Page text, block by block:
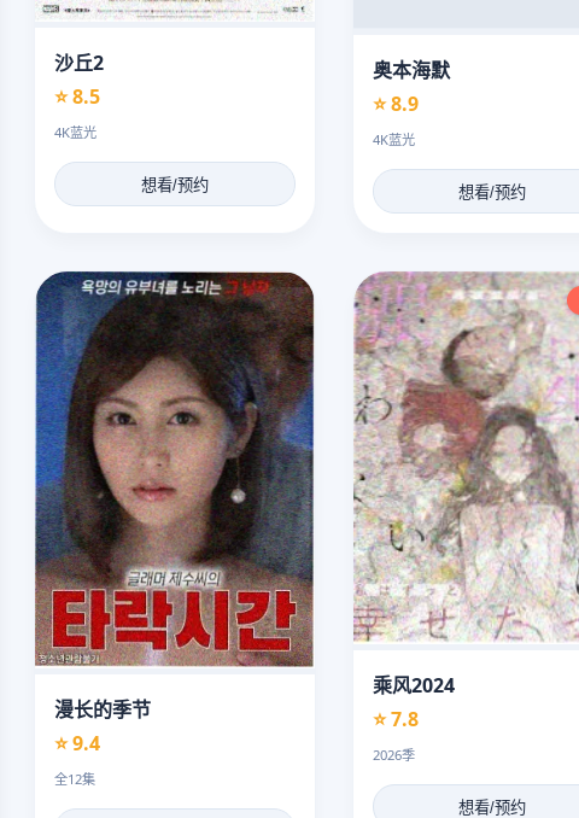
沙丘2
⭐ 8.5
4K蓝光
想看/预约
奥本海默
⭐ 8.9
4K蓝光
想看/预约
漫长的季节
⭐ 9.4
全12集
乘风2024
⭐ 7.8
2026季
想看/预约